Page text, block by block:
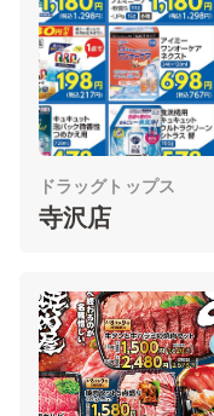
ドラッグトップス
寺沢店